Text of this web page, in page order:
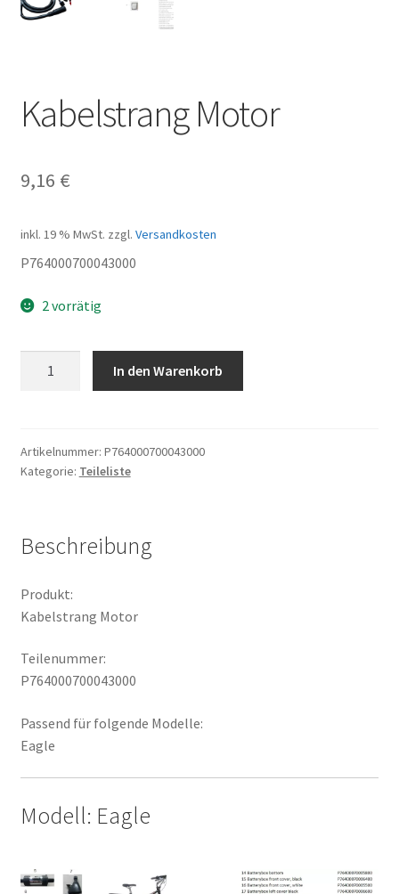
Kabelstrang Motor
9,16 €
inkl. 19 % MwSt. zzgl. Versandkosten
P764000700043000
2 vorrätig
In den Warenkorb
Artikelnummer: P764000700043000
Kategorie: Teileliste
Beschreibung
Produkt:
Kabelstrang Motor
Teilenummer:
P764000700043000
Passend für folgende Modelle:
Eagle
Modell: Eagle